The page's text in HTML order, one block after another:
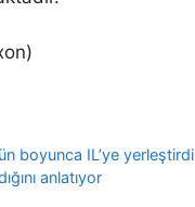
boyunca IL’ye yerleştirdi
anlatıyor